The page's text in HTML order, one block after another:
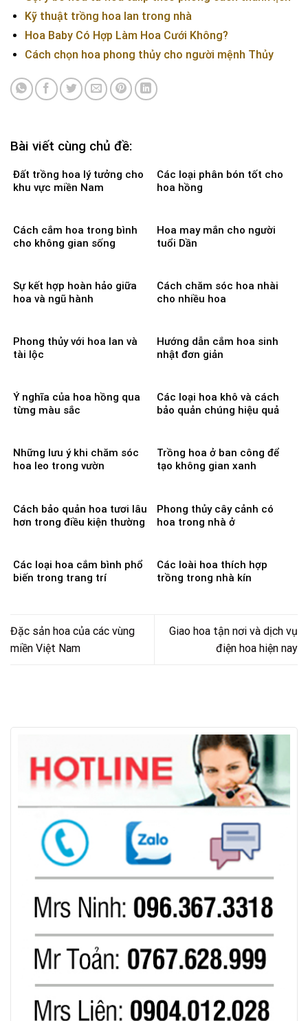
Kỹ thuật trồng hoa lan trong nhà
Hoa Baby Có Hợp Làm Hoa Cưới Không?
Cách chọn hoa phong thủy cho người mệnh Thủy
Bài viết cùng chủ đề:
Đất trồng hoa lý tưởng cho
khu vực miền Nam
Các loại phân bón tốt cho
hoa hồng
Cách cắm hoa trong bình
cho không gian sống
Hoa may mắn cho người
tuổi Dần
Sự kết hợp hoàn hảo giữa
hoa và ngũ hành
Cách chăm sóc hoa nhài
cho nhiều hoa
Phong thủy với hoa lan và
tài lộc
Hướng dẫn cắm hoa sinh
nhật đơn giản
Ý nghĩa của hoa hồng qua
từng màu sắc
Các loại hoa khô và cách
bảo quản chúng hiệu quả
Những lưu ý khi chăm sóc
hoa leo trong vườn
Trồng hoa ở ban công để
tạo không gian xanh
Cách bảo quản hoa tươi lâu
hơn trong điều kiện thường
Phong thủy cây cảnh có
hoa trong nhà ở
Các loại hoa cắm bình phổ
biến trong trang trí
Các loài hoa thích hợp
trồng trong nhà kín
Đặc sản hoa của các vùng
miền Việt Nam
Giao hoa tận nơi và dịch vụ
điện hoa hiện nay